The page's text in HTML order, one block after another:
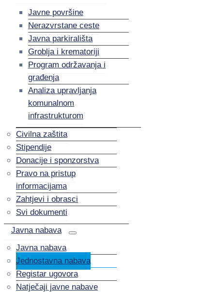
Javne površine
Nerazvrstane ceste
Javna parkirališta
Groblja i krematoriji
Program održavanja i
građenja
Analiza upravljanja
komunalnom
infrastrukturom
Civilna zaštita
Stipendije
Donacije i sponzorstva
Pravo na pristup
informacijama
Zahtjevi i obrasci
Svi dokumenti
Javna nabava
Javna nabava
Jednostavna nabava
Registar ugovora
Natječaji javne nabave